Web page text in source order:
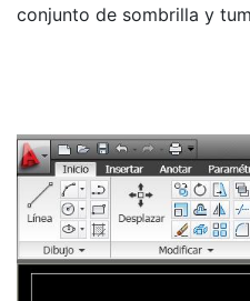
conjunto de sombrilla y